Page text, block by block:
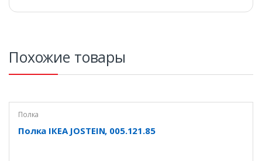
Похожие товары
Полка
Полка ІКЕА JOSTEIN, 005.121.85